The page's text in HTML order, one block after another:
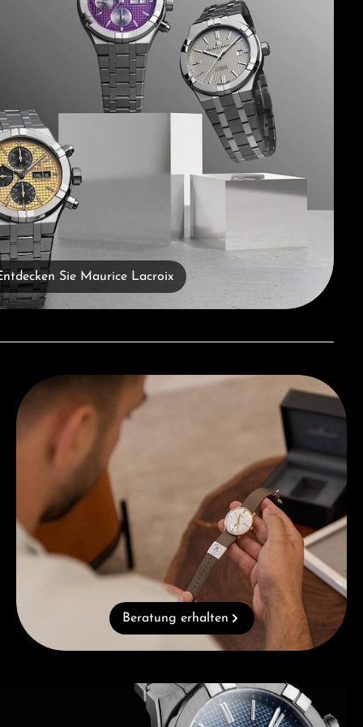
Sie Maurice Lacroix
Beratung erhalten
Beratung erhalten